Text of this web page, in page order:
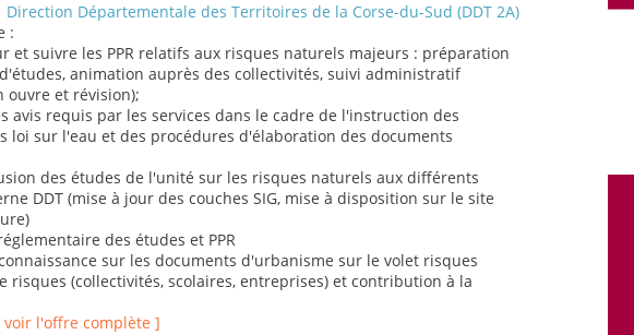
Direction Départementale des Territoires de la Corse-du-Sud (DDT 2A)
:
et suivre les PPR relatifs aux risques naturels majeurs : préparation
animation auprès des collectivités, suivi administratif
ouvre et révision);
avis requis par les services dans le cadre de l'instruction des
loi sur l'eau et des procédures d'élaboration des documents
des études de l'unité sur les risques naturels aux différents
DDT (mise à jour des couches SIG, mise à disposition sur le site
des études et PPR
sur les documents d'urbanisme sur le volet risques
risques (collectivités, scolaires, entreprises) et contribution à la
voir l'offre complète ]